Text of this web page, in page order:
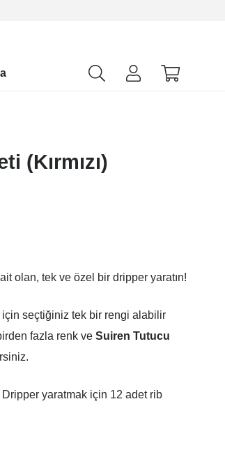
(Kırmızı)
olan, tek ve özel bir dripper yaratın!
için seçtiğiniz tek bir rengi alabilir
fazla renk ve Suiren Tutucu
yaratmak için 12 adet rib